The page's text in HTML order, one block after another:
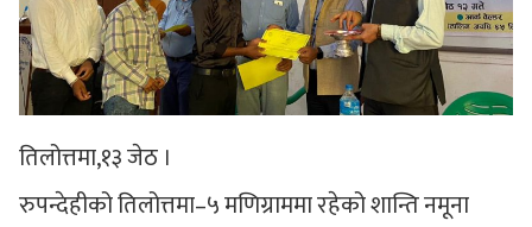
तिलोत्तमा,१३ जेठ ।
रुपन्देहीको तिलोत्तमा–५ मणिग्राममा रहेको शान्ति नमूना